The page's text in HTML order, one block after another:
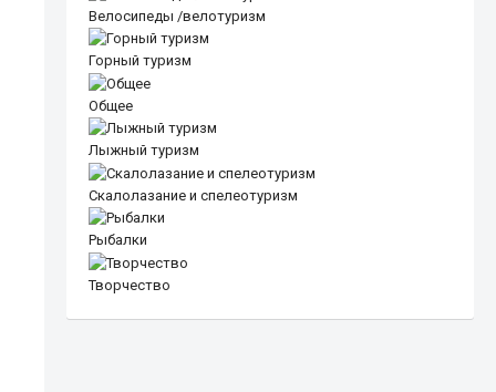
Велосипеды /велотуризм
Горный туризм
Общее
Лыжный туризм
Скалолазание и спелеотуризм
Рыбалки
Творчество